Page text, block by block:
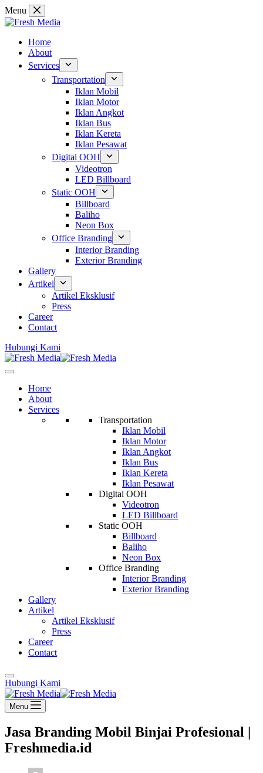
Skip
to
Menu
Home
About
Services
Transportation
Iklan Mobil
Iklan Motor
Iklan Angkot
Iklan Bus
Iklan Kereta
Iklan Pesawat
Digital OOH
Videotron
LED Billboard
Static OOH
Billboard
Baliho
Neon Box
Office Branding
Interior Branding
Exterior Branding
Gallery
Artikel
Artikel Eksklusif
Press
Career
Contact
Hubungi Kami
Home
About
Services
Transportation
Iklan Mobil
Iklan Motor
Iklan Angkot
Iklan Bus
Iklan Kereta
Iklan Pesawat
Digital OOH
Videotron
LED Billboard
Static OOH
Billboard
Baliho
Neon Box
Office Branding
Interior Branding
Exterior Branding
Gallery
Artikel
Artikel Eksklusif
Press
Career
Contact
Hubungi Kami
Menu
Jasa Branding Mobil Binjai Profesional |
Freshmedia.id